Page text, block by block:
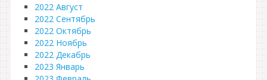
2022 Август
2022 Сентябрь
2022 Октябрь
2022 Ноябрь
2022 Декабрь
2023 Январь